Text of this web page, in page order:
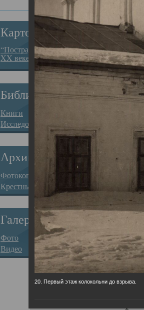
Картотека
“Пострадавшие за веру в
XX веке на Севере”
Библиотека
Книги
Исследования
Архив
Фотокопии дел
Крестные ходы
Галерея
Фото
Видео
20. Первый этаж колокольни до взрыва.